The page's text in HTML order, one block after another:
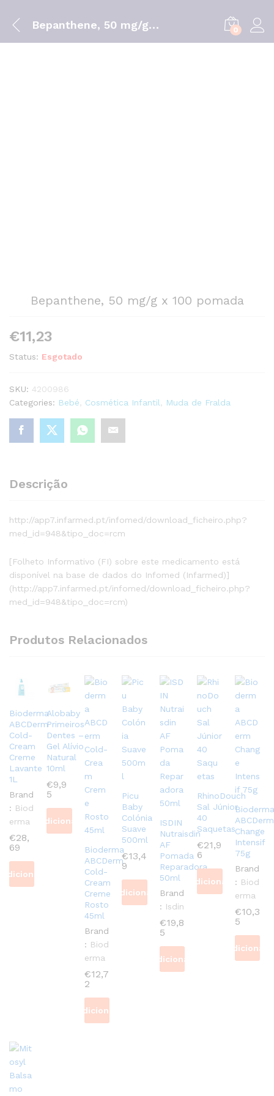
Bepanthene, 50 mg/g x 100 pomada 0
Bepanthene, 50 mg/g x 100 pomada
€11,23
Status: Esgotado
SKU: 4200986
Categories: Bebé Cosmética Infantil Muda de Fralda
Descrição
http://app7.infarmed.pt/infomed/download_ficheiro.php?
med_id=948&tipo_doc=rcm
[Folheto Informativo (FI) sobre este medicamento está
disponível na base de dados do Infomed (Infarmed)]
(http://app7.infarmed.pt/infomed/download_ficheiro.php?
med_id=948&tipo_doc=rcm)
Produtos Relacionados
Bioderma
ABCDerm
Cold-
Cream
Creme
Lavante
1L
Brand
: Biod
erma
€28,
69
Adicionar
Alobaby
Primeiros
Dentes –
Gel Alívio
Natural
10ml
€9,9
5
Adicionar
Bioderma
ABCDerm
Cold-
Cream
Creme
Rosto
45ml
Brand
: Biod
erma
€12,7
2
Adicionar
Picu
Baby
Colónia
Suave
500ml
€13,4
9
Adicionar
ISDIN
Nutraisdin
AF
Pomada
Reparadora
50ml
Brand
: Isdin
€19,8
5
Adicionar
RhinoDouch
Sal Júnior
40
Saquetas
€21,9
6
Adicionar
Bioderma
ABCDerm
Change
Intensif
75g
Brand
: Biod
erma
€10,3
5
Adicionar